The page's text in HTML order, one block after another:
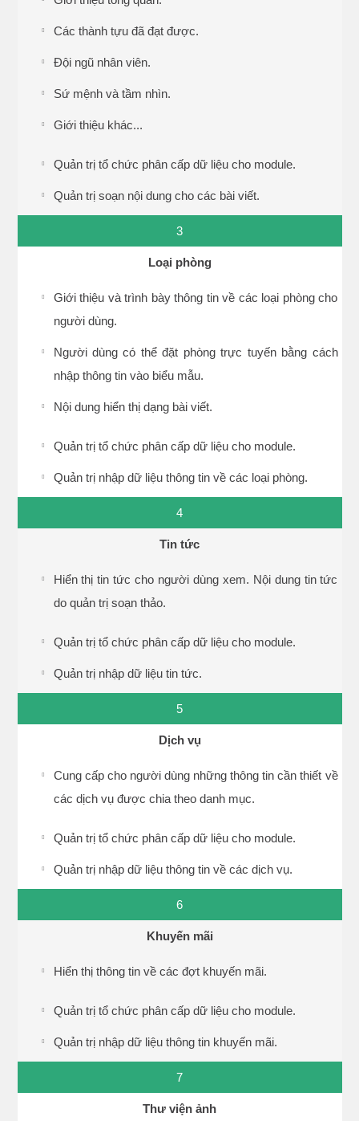
Các thành tựu đã đạt được.
Đội ngũ nhân viên.
Sứ mệnh và tầm nhìn.
Giới thiệu khác...
Quản trị tổ chức phân cấp dữ liệu cho module.
Quản trị soạn nội dung cho các bài viết.
3
Loại phòng
Giới thiệu và trình bày thông tin về các loại phòng cho
người dùng.
Người dùng có thể đặt phòng trực tuyến bằng cách
nhập thông tin vào biểu mẫu.
Nội dung hiển thị dạng bài viết.
Quản trị tổ chức phân cấp dữ liệu cho module.
Quản trị nhập dữ liệu thông tin về các loại phòng.
4
Tin tức
Hiển thị tin tức cho người dùng xem. Nội dung tin tức
do quản trị soạn thảo.
Quản trị tổ chức phân cấp dữ liệu cho module.
Quản trị nhập dữ liệu tin tức.
5
Dịch vụ
Cung cấp cho người dùng những thông tin cần thiết về
các dịch vụ được chia theo danh mục.
Quản trị tổ chức phân cấp dữ liệu cho module.
Quản trị nhập dữ liệu thông tin về các dịch vụ.
6
Khuyến mãi
Hiển thị thông tin về các đợt khuyến mãi.
Quản trị tổ chức phân cấp dữ liệu cho module.
Quản trị nhập dữ liệu thông tin khuyến mãi.
7
Thư viện ảnh